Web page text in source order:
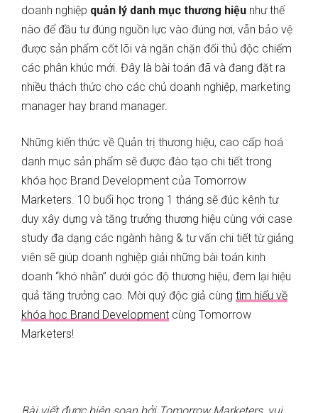
doanh nghiệp quản lý danh mục thương hiệu như thế
nào để đầu tư đúng nguồn lực vào đúng nơi, vẫn bảo vệ
được sản phẩm cốt lõi và ngăn chặn đối thủ độc chiếm
các phân khúc mới. Đây là bài toán đã và đang đặt ra
nhiều thách thức cho các chủ doanh nghiệp, marketing
manager hay brand manager.
Những kiến thức về Quản trị thương hiệu, cao cấp hoá
danh mục sản phẩm sẽ được đào tạo chi tiết trong
khóa học Brand Development của Tomorrow
Marketers. 10 buổi học trong 1 tháng sẽ đúc kênh tư
duy xây dựng và tăng trưởng thương hiệu cùng với case
study đa dạng các ngành hàng & tư vấn chi tiết từ giảng
viên sẽ giúp doanh nghiệp giải những bài toán kinh
doanh “khó nhằn” dưới góc độ thương hiệu, đem lại hiệu
quả tăng trưởng cao. Mời quý độc giả cùng tìm hiểu về
khóa học Brand Development cùng Tomorrow
Marketers!